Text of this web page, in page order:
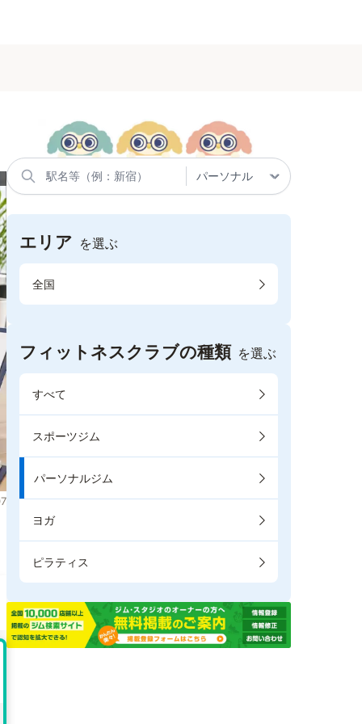
エリア を選ぶ
全国
フィットネスクラブの種類 を選ぶ
すべて
スポーツジム
パーソナルジム
ヨガ
ピラティス